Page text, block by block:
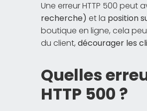
Une erreur HTTP 500 peut
recherche) et la position
boutique en ligne, cela
du client, décourager les
Quelles
HTTP 500 ?